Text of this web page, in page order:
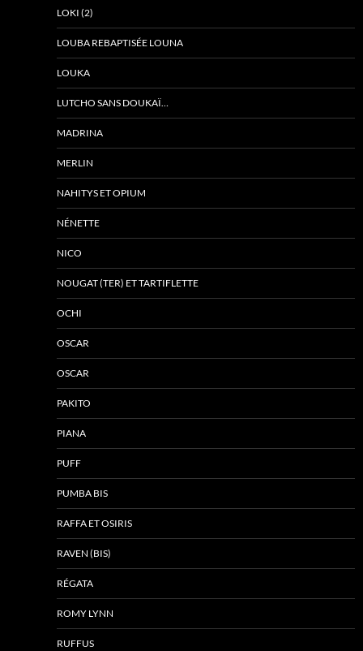
LOKI (2)
LOUBA REBAPTISÉE LOUNA
LOUKA
LUTCHO SANS DOUKAÏ…
MADRINA
MERLIN
NAHITYS ET OPIUM
NÉNETTE
NICO
NOUGAT (TER) ET TARTIFLETTE
OCHI
OSCAR
OSCAR
PAKITO
PIANA
PUFF
PUMBA BIS
RAFFA ET OSIRIS
RAVEN (BIS)
RÉGATA
ROMY LYNN
RUFFUS